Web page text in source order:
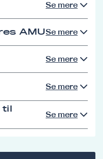
Se mere
AMUSe mere
Se mere
Se mere
til
Se mere